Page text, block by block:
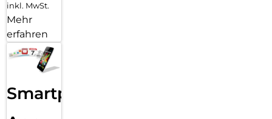
inkl. MwSt.
Mehr
erfahren
Smartphone